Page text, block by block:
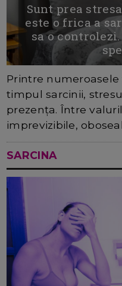
Sunt prea
este o frica a
sa o
Printre
timpul sarcinii,
prezența. Între
imprevizibile,
SARCINA